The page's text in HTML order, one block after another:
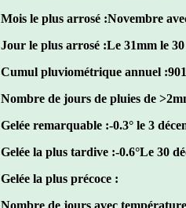
Mois le plus arrosé :Novembre
Jour le plus arrosé :Le 31mm le
Cumul pluviométrique annuel :
Nombre de jours de pluies de
Gelée remarquable :-0.3° le 3
Gelée la plus tardive :-0.6°Le 30
Gelée la plus précoce :
Nombre de jours avec